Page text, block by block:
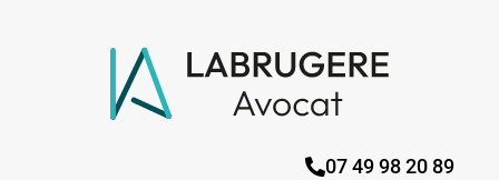
07 49 98 20 89